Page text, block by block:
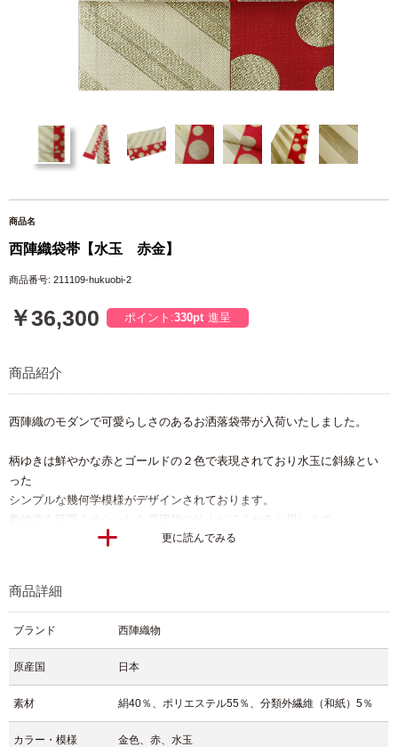
商品名
西陣織袋帯【水玉 赤金】
商品番号: 211109-hukuobi-2
￥36,300 ポイント:330pt 進呈
商品紹介
西陣織のモダンで可愛らしさのあるお洒落袋帯が入荷いたしました。
柄ゆきは鮮やかな赤とゴールドの２色で表現されており水玉に斜線とい
った
シンプルな幾何学模様がデザインされております。
着物姿を可愛くオシャレな雰囲気に仕上がてくれると思います。
その日の気分によって雰囲気をがらりと変えることが出来るユーモアの
更に読んでみる
商品詳細
ブランド 西陣織物
原産国 日本
素材 絹40％、ポリエステル55％、分類外繊維（和紙）5％
カラー・模様 金色、赤、水玉